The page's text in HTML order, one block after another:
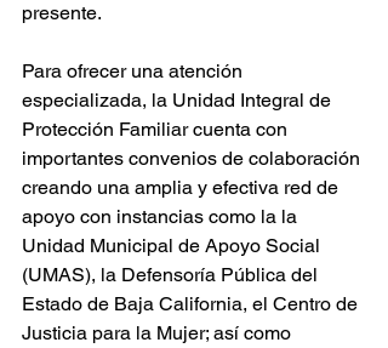
presente.
Para ofrecer una atención
especializada, la Unidad Integral de
Protección Familiar cuenta con
importantes convenios de colaboración
creando una amplia y efectiva red de
apoyo con instancias como la la
Unidad Municipal de Apoyo Social
(UMAS), la Defensoría Pública del
Estado de Baja California, el Centro de
Justicia para la Mujer; así como